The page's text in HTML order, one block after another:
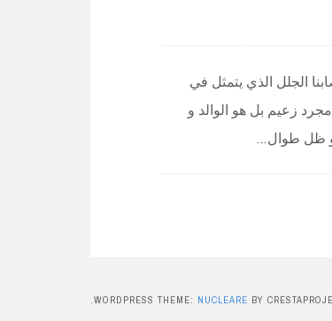
الجلل الذي يتمثل في
زعيم بل هو الوالد و
و ظل طوال…
WORDPRESS THEME: NUCLEARE BY